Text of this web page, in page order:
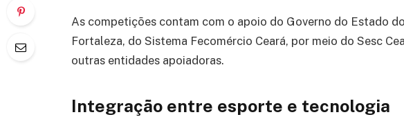
As competições contam com o apoio do Governo do Estado
Fortaleza, do Sistema Fecomércio Ceará, por meio do Sesc
outras entidades apoiadoras.
Integração entre esporte e tecnologia